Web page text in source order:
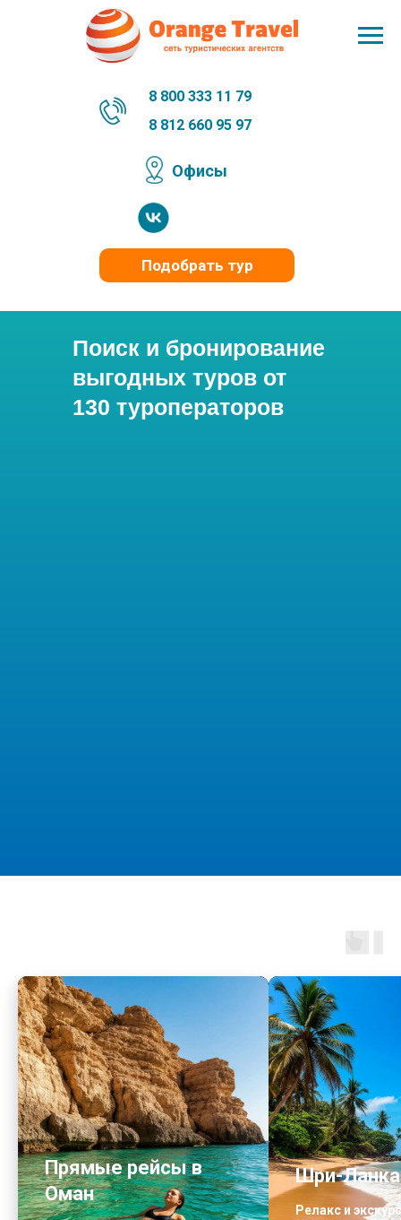
Подобрать тур
Офисы
8 812 660 95 97
8 800 333 11 79
Поиск и бронирование
выгодных туров от
130 туроператоров
Прямые рейсы в
Оман
Шри-Ланка
Релакс и